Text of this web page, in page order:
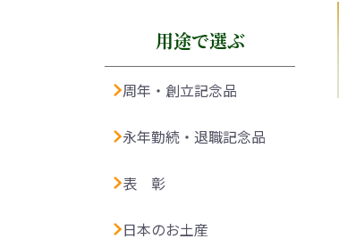
用途で選ぶ
周年・創立記念品
永年勤続・退職記念品
表 彰
日本のお土産